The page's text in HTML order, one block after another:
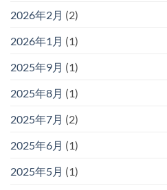
2026年2月 (2)
2026年1月 (1)
2025年9月 (1)
2025年8月 (1)
2025年7月 (2)
2025年6月 (1)
2025年5月 (1)